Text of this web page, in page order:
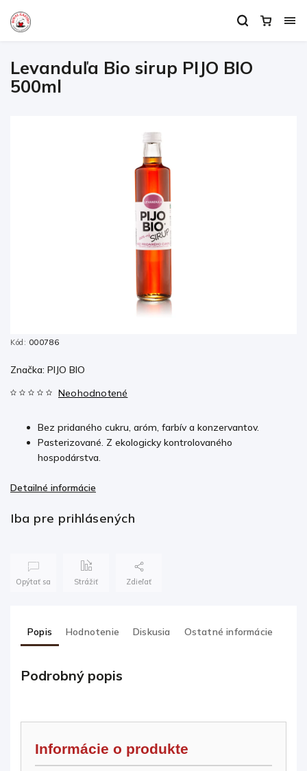
Levanduľa Bio sirup PIJO BIO
500ml
Kód: 000786
Neohodnotené
Bez pridaného cukru, aróm, farbív a konzervantov.
Pasterizované. Z ekologicky kontrolovaného
hospodárstva.
Detailné informácie
Značka: PIJO BIO
Iba pre prihlásených
Opýtať sa Strážiť Zdieľať
Popis Hodnotenie Diskusia Ostatné informácie
Podrobný popis
Informácie o produkte